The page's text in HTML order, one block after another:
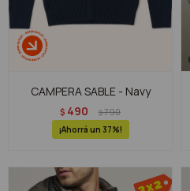
CAMPERA SABLE - Navy
$ 490 $790
37